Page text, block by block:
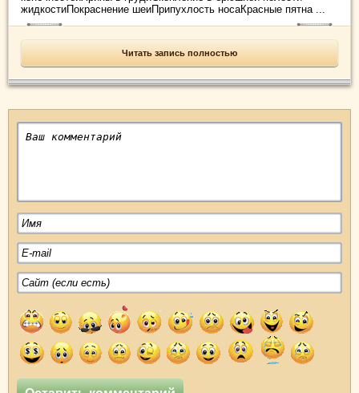
жидкостиПокраснение шеиПрипухлость носаКрасные пятна ...
Читать запись полностью